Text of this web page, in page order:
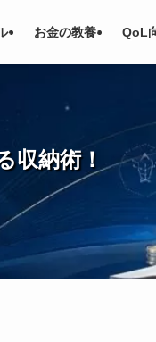
お金の教養 QoL
収納術！